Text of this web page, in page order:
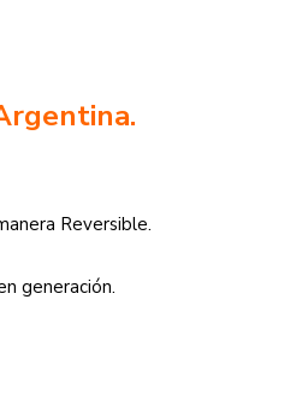
Reversible.
generación.